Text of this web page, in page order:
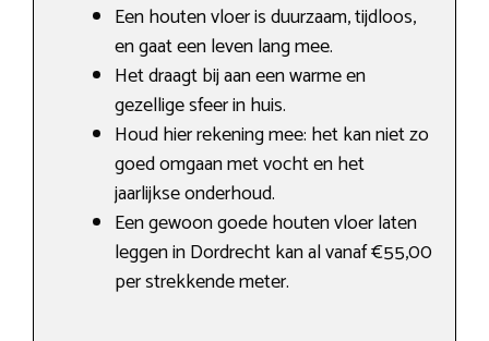
Een houten vloer is duurzaam, tijdloos,
en gaat een leven lang mee.
Het draagt bij aan een warme en
gezellige sfeer in huis.
Houd hier rekening mee: het kan niet zo
goed omgaan met vocht en het
jaarlijkse onderhoud.
Een gewoon goede houten vloer laten
leggen in Dordrecht kan al vanaf €55,00
per strekkende meter.